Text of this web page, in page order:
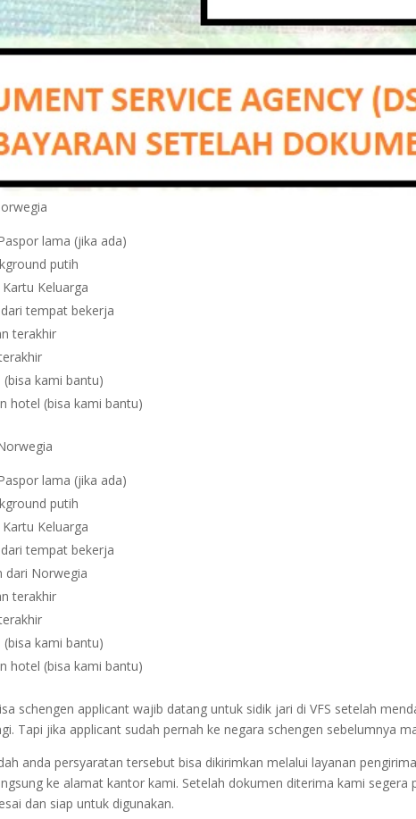
lama (jika ada)
putih
Keluarga
tempat bekerja
terakhir
kami bantu)
hotel (bisa kami bantu)
lama (jika ada)
putih
Keluarga
tempat bekerja
dari Norwegia
terakhir
kami bantu)
hotel (bisa kami bantu)
schengen applicant wajib datang untuk sidik jari di VFS setelah
Tapi jika applicant sudah pernah ke negara schengen sebelumnya
anda persyaratan tersebut bisa dikirimkan melalui layanan
ke alamat kantor kami. Setelah dokumen diterima kami
dan siap untuk digunakan.